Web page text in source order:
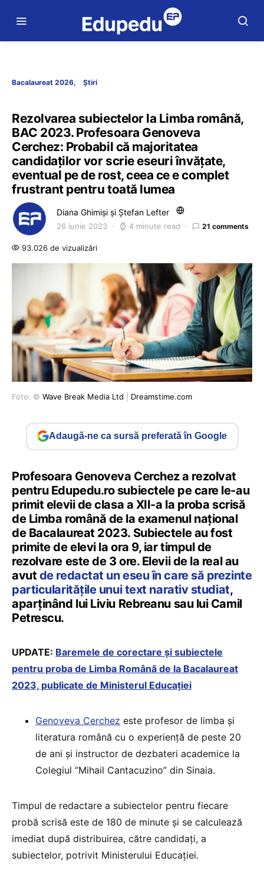
Bacalaureat 2026 Știri
Rezolvarea subiectelor la Limba română,
BAC 2023. Profesoara Genoveva
Cerchez: Probabil că majoritatea
candidaților vor scrie eseuri învățate,
eventual pe de rost, ceea ce e complet
frustrant pentru toată lumea
Diana Ghimiși și Ștefan Lefter
26 iunie 2023 4 minute read 21 comments
93.026 de vizualizări
Foto: © Wave Break Media Ltd Dreamstime.com
Adaugă-ne ca sursă preferată în Google
Profesoara Genoveva Cerchez a rezolvat
pentru Edupedu.ro subiectele pe care le-au
primit elevii de clasa a XII-a la proba scrisă
de Limba română de la examenul național
de Bacalaureat 2023. Subiectele au fost
primite de elevi la ora 9, iar timpul de
rezolvare este de 3 ore. Elevii de la real au
avut de redactat un eseu în care să prezinte
particularitățile unui text narativ studiat,
aparținând lui Liviu Rebreanu sau lui Camil
Petrescu.
UPDATE: Baremele de corectare și subiectele
pentru proba de Limba Română de la Bacalaureat
2023, publicate de Ministerul Educației
Genoveva Cerchez este profesor de limba și
literatura română cu o experiență de peste 20
de ani și instructor de dezbateri academice la
Colegiul “Mihail Cantacuzino” din Sinaia.
Timpul de redactare a subiectelor pentru fiecare
probă scrisă este de 180 de minute și se calculează
imediat după distribuirea, către candidați, a
subiectelor, potrivit Ministerului Educației.